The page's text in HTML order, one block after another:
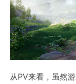
从PV来看，虽然